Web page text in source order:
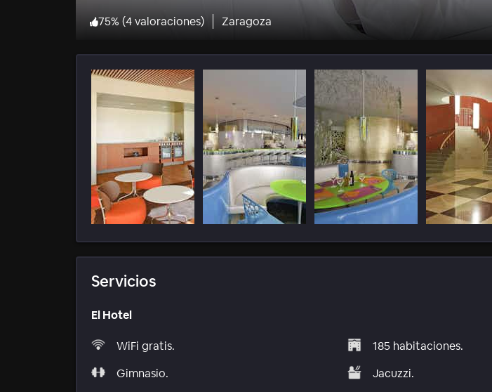
75% (4 valoraciones) Zaragoza
Servicios
El Hotel
WiFi gratis.
Gimnasio.
185 habitaciones.
Jacuzzi.